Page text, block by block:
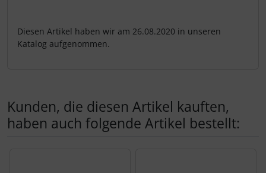
Diesen Artikel haben wir am 26.08.2020 in unseren
Katalog aufgenommen.
Kunden, die diesen Artikel kauften,
haben auch folgende Artikel bestellt: